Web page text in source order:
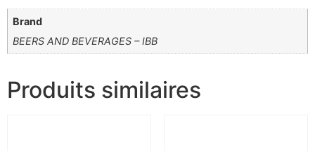
Brand
BEERS AND BEVERAGES – IBB
Produits similaires